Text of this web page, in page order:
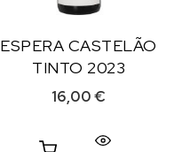
ESPERA CASTELÃO
TINTO 2023
16,00€